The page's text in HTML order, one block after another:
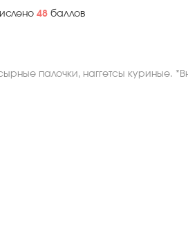
48 баллов
палочки, наггетсы куриные.